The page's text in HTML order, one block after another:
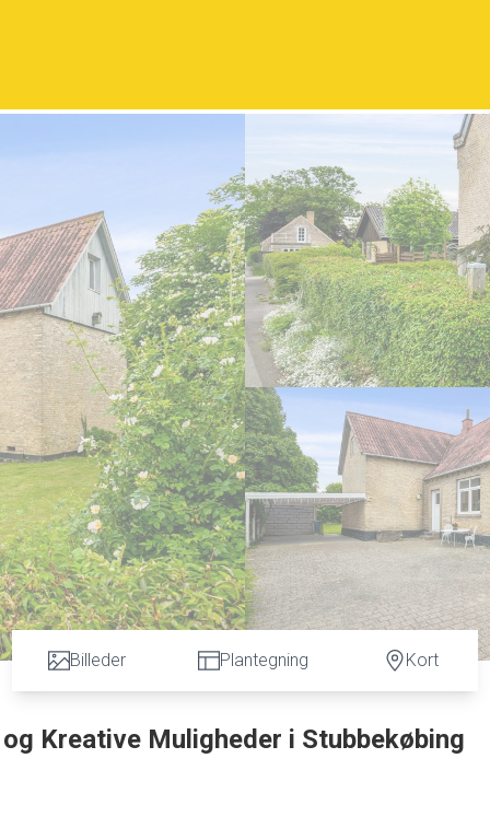
Billeder Plantegning Kort
Kreative Muligheder i Stubbekøbing